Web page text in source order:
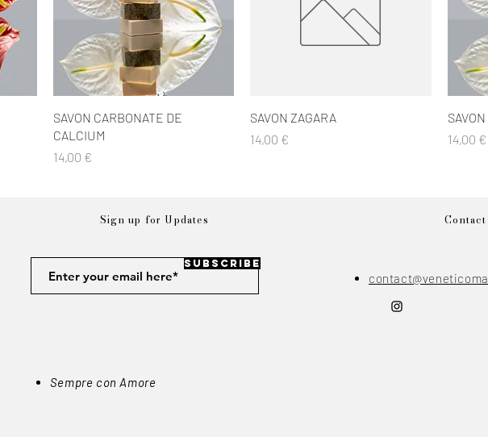
Aperçu rapide
SAVON CARBONATE DE
CALCIUM
Prix
14,00 €
Aperçu rapide
SAVON ZAGARA
Prix
14,00 €
Prix
14,00 €
Sign up for Updates
Subscribe
Sempre con Amore
Contact